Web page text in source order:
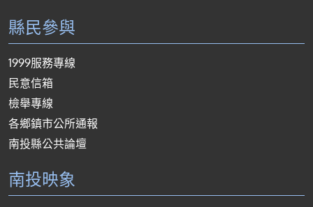
縣民參與
1999服務專線
民意信箱
檢舉專線
各鄉鎮市公所通報
南投縣公共論壇
南投映象